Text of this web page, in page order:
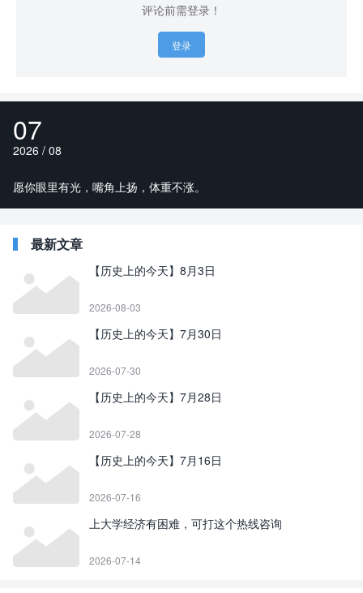
评论前需登录！
登录
07
2026 / 08
愿你眼里有光，嘴角上扬，体重不涨。
最新文章
【历史上的今天】8月3日
2026-08-03
【历史上的今天】7月30日
2026-07-30
【历史上的今天】7月28日
2026-07-28
【历史上的今天】7月16日
2026-07-16
上大学经济有困难，可打这个热线咨询
2026-07-14